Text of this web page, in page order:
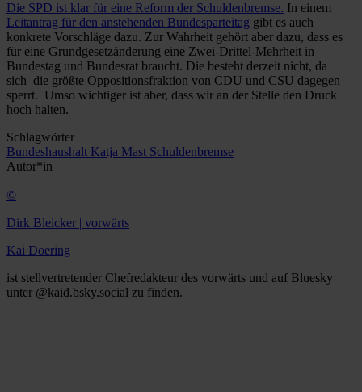
Die SPD ist klar für eine Reform der Schuldenbremse. In einem
Leitantrag für den anstehenden Bundesparteitag gibt es auch
konkrete Vorschläge dazu. Zur Wahrheit gehört aber dazu, dass es
für eine Grundgesetzänderung eine Zwei-Drittel-Mehrheit in
Bundestag und Bundesrat braucht. Die besteht derzeit nicht, da
sich die größte Oppositionsfraktion von CDU und CSU dagegen
sperrt. Umso wichtiger ist aber, dass wir an der Stelle den Druck
hoch halten.
Schlagwörter
Bundeshaushalt Katja Mast Schuldenbremse
Autor*in
©
Dirk Bleicker | vorwärts
Kai Doering
ist stellvertretender Chefredakteur des vorwärts und auf Bluesky
unter @kaid.bsky.social zu finden.